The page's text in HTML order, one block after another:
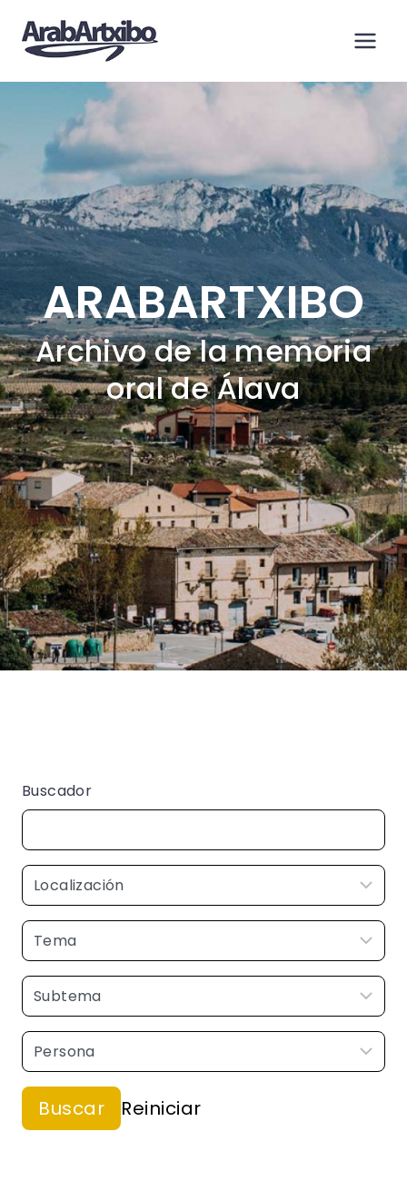
contenido
ARABARTXIBO
Archivo de la memoria
oral de Álava
Buscador